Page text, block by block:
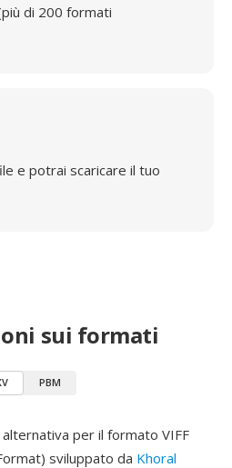
di 200 formati
e potrai scaricare il tuo
sui formati
PBM
per il formato VIFF
sviluppato da Khoral